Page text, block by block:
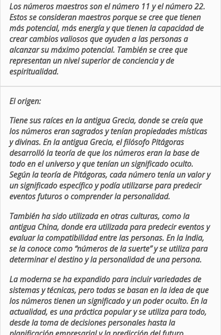
Los números maestros son el número 11 y el número 22.
Estos se consideran maestros porque se cree que tienen
más potencial, más energía y que tienen la capacidad de
crear cambios valiosos que ayuden a las personas a
alcanzar su máximo potencial. También se cree que
representan un nivel superior de conciencia y de
espiritualidad.
El origen:
Tiene sus raíces en la antigua Grecia, donde se creía que
los números eran sagrados y tenían propiedades místicas
y divinas. En la antigua Grecia, el filósofo Pitágoras
desarrolló la teoría de que los números eran la base de
todo en el universo y que tenían un significado oculto.
Según la teoría de Pitágoras, cada número tenía un valor y
un significado específico y podía utilizarse para predecir
eventos futuros o comprender la personalidad.
También ha sido utilizada en otras culturas, como la
antigua China, donde era utilizada para predecir eventos y
evaluar la compatibilidad entre las personas. En la India,
se la conoce como “números de la suerte” y se utiliza para
determinar el destino y la personalidad de una persona.
La moderna se ha expandido para incluir variedades de
sistemas y técnicas, pero todas se basan en la idea de que
los números tienen un significado y un poder oculto. En la
actualidad, es una práctica popular y se utiliza para todo,
desde la toma de decisiones personales hasta la